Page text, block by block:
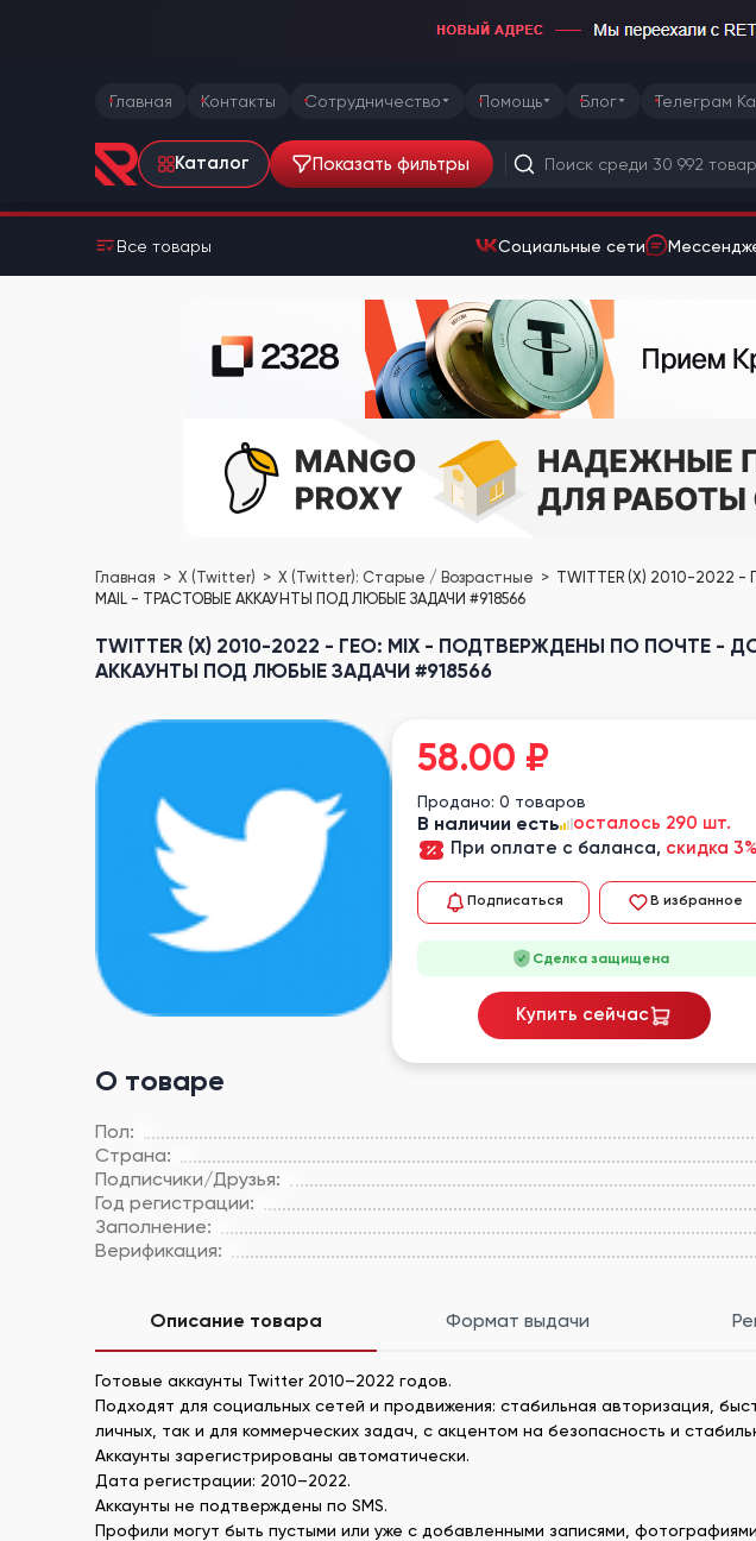
Главная Контакты Сотрудничество Помощь Блог Телеграм
Каталог Показать фильтры
Все товары Социальные сети
Главная X (Twitter) X (Twitter): Старые / Возрастные
TWITTER (X) 2010-2022
MAIL - ТРАСТОВЫЕ АККАУНТЫ ПОД ЛЮБЫЕ ЗАДАЧИ #918566
TWITTER (X) 2010-2022 - ГЕО: MIX - ПОДТВЕРЖДЕНЫ ПО ПОЧТЕ -
АККАУНТЫ ПОД ЛЮБЫЕ ЗАДАЧИ #918566
О товаре
Пол:
Страна:
Подписчики/Друзья:
Год регистрации:
Заполнение:
Верификация:
58.00 ₽
Продано: 0 товаров
В наличии есть
осталось 290 шт.
При оплате с баланса, скидка 3%
Подписаться В избранное
Сделка защищена
Купить сейчас
Описание товара Формат выдачи
Готовые аккаунты Twitter 2010–2022 годов.
Подходят для социальных сетей и продвижения: стабильная авторизация,
личных, так и для коммерческих задач, с акцентом на безопасность и
Аккаунты зарегистрированы автоматически.
Дата регистрации: 2010–2022.
Аккаунты не подтверждены по SMS.
Профили могут быть пустыми или уже с добавленными записями,